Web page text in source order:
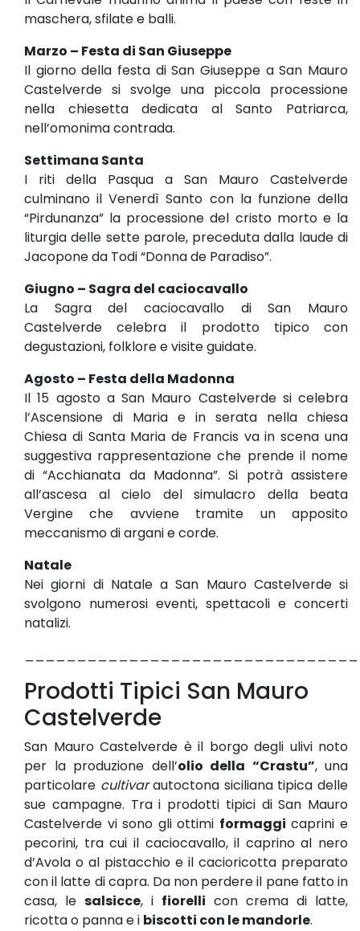
maschera, sfilate e balli.
Marzo – Festa di San Giuseppe
Il giorno della festa di San Giuseppe a San Mauro
Castelverde si svolge una piccola processione
nella chiesetta dedicata al Santo Patriarca,
nell’omonima contrada.
Settimana Santa
I riti della Pasqua a San Mauro Castelverde
culminano il Venerdì Santo con la funzione della
“Pirdunanza” la processione del cristo morto e la
liturgia delle sette parole, preceduta dalla laude di
Jacopone da Todi “Donna de Paradiso”.
Giugno – Sagra del caciocavallo
La Sagra del caciocavallo di San Mauro
Castelverde celebra il prodotto tipico con
degustazioni, folklore e visite guidate.
Agosto – Festa della Madonna
Il 15 agosto a San Mauro Castelverde si celebra
l’Ascensione di Maria e in serata nella chiesa
Chiesa di Santa Maria de Francis va in scena una
suggestiva rappresentazione che prende il nome
di “Acchianata da Madonna”. Si potrà assistere
all’ascesa al cielo del simulacro della beata
Vergine che avviene tramite un apposito
meccanismo di argani e corde.
Natale
Nei giorni di Natale a San Mauro Castelverde si
svolgono numerosi eventi, spettacoli e concerti
natalizi.
Prodotti Tipici San Mauro
Castelverde
San Mauro Castelverde è il borgo degli ulivi noto
per la produzione dell’olio della “Crastu”, una
particolare cultivarautoctona siciliana tipica delle
sue campagne. Tra i prodotti tipici di San Mauro
Castelverde vi sono gli ottimi formaggi caprini e
pecorini, tra cui il caciocavallo, il caprino al nero
d’Avola o al pistacchio e il cacioricotta preparato
con il latte di capra. Da non perdere il pane fatto in
casa, le salsicce, i fiorelli con crema di latte,
ricotta o panna e i biscotti con le mandorle.